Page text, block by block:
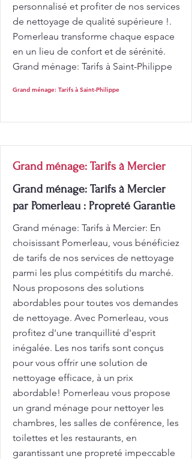
personnalisé et profiter de nos services
de nettoyage de qualité supérieure !.
Pomerleau transforme chaque espace
en un lieu de confort et de sérénité.
Grand ménage: Tarifs à Saint-Philippe
Grand ménage: Tarifs à Saint-Philippe
Grand ménage: Tarifs à Mercier
Grand ménage: Tarifs à Mercier
par Pomerleau : Propreté Garantie
Grand ménage: Tarifs à Mercier: En
choisissant Pomerleau, vous bénéficiez
de tarifs de nos services de nettoyage
parmi les plus compétitifs du marché.
Nous proposons des solutions
abordables pour toutes vos demandes
de nettoyage. Avec Pomerleau, vous
profitez d'une tranquillité d'esprit
inégalée. Les nos tarifs sont conçus
pour vous offrir une solution de
nettoyage efficace, à un prix
abordable! Pomerleau vous propose
un grand ménage pour nettoyer les
chambres, les salles de conférence, les
toilettes et les restaurants, en
garantissant une propreté impeccable